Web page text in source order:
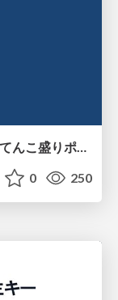
0 250